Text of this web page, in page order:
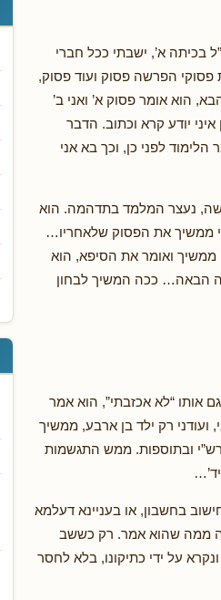
בכיתה א’, ישבתי ככל חברי
הפרשה פסוק ועוד פסוק,
הוא אומר פסוק א’ ואני ב’
יודע קרא וכתוב. הדבר
לפני כן, וכך בא אני
נעצר המלמד בתדהמה. הוא
ממשיך את הפסוק שלאחריו…
ממשיך ואומר את הסיפא, הוא
הבאה… ככה המשיך לבחון
אותו “לא אכזבתי”, הוא אמר
ועודני רק ילד בן ארבע, ממשיך
ובתוספות. ממש התגשמות
בחשבון, או בעניינא דעלמא
ממה שהוא אמר. רק כששב
על ידי כתיקונו, בלא לחסר